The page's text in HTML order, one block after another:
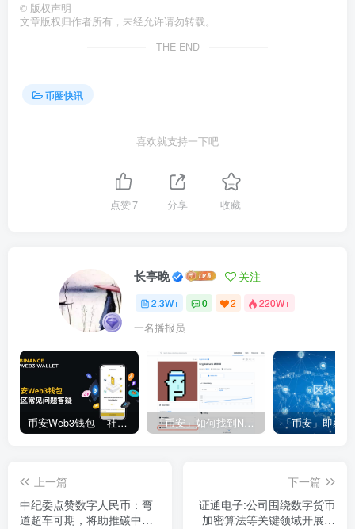
© 版权声明
文章版权归作者所有，未经允许请勿转载。
THE END
币圈快讯
喜欢就支持一下吧
点赞7 分享 收藏
长亭晚 关注
2.3W+ 0 2 220W+
一名播报员
币安Web3钱包 – 社区常见问题答疑 「币安」如何找到NFT合约地址？
上一篇
中纪委点赞数字人民币：弯
道超车可期，将助推碳中和
下一篇
证通电子:公司围绕数字货币
加密算法等关键领域开展完